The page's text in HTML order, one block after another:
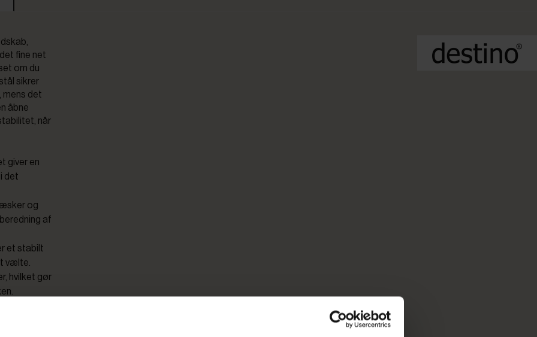
fine net
om du
sikrer
mens det
åbne
når
giver en
det
og
af
et stabilt
vælte.
hvilket gør
i